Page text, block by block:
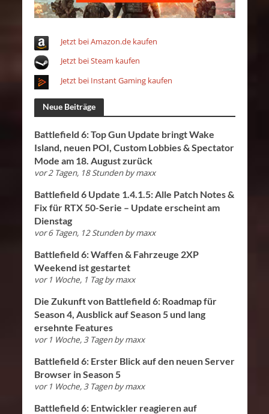
Jetzt bei Amazon.de kaufen
Jetzt bei Steam kaufen
Jetzt bei Instant Gaming kaufen
Neue Beiträge
Battlefield 6: Top Gun Update bringt Wake
Island, neuen POI, Custom Lobbies & Spectator
Mode am 18. August zurück
vor 2 Tagen, 18 Stunden bymaxx
Battlefield 6 Update 1.4.1.5: Alle Patch Notes &
Fix für RTX 50-Serie – Update erscheint am
Dienstag
vor 6 Tagen, 12 Stunden bymaxx
Battlefield 6: Waffen & Fahrzeuge 2XP
Weekend ist gestartet
vor 1 Woche, 1 Tag bymaxx
Die Zukunft von Battlefield 6: Roadmap für
Season 4, Ausblick auf Season 5 und lang
ersehnte Features
vor 1 Woche, 3 Tagen bymaxx
Battlefield 6: Erster Blick auf den neuen Server
Browser in Season 5
vor 1 Woche, 3 Tagen bymaxx
Battlefield 6: Entwickler reagieren auf